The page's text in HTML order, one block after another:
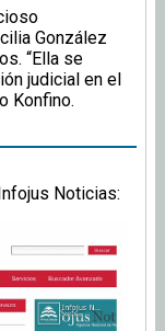
González
“Ella se
judicial en el
Konfino.
Noticias: